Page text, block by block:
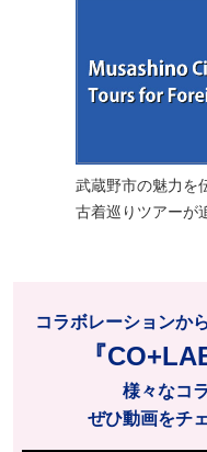
武蔵野市の魅力を
古着巡りツアーが
コラボレーションか
『
様々なコ
ぜひ動画をチ